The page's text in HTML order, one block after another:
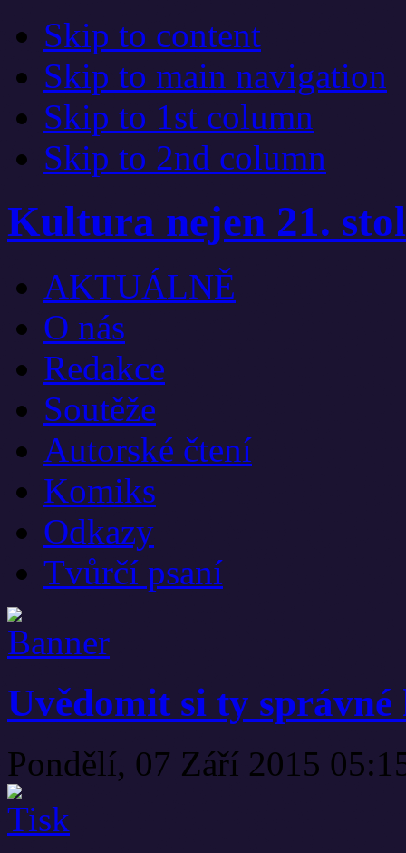
Skip to content
Skip to main navigation
Skip to 1st column
Skip to 2nd column
Kultura nejen 21.
AKTUÁLNĚ
O nás
Redakce
Soutěže
Autorské čtení
Komiks
Odkazy
Tvůrčí psaní
Uvědomit si ty správné
Pondělí, 07 Září 2015